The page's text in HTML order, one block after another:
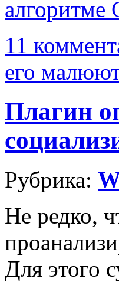
алгоритме
11
его
Плагин
Рубрика:
Не редко,
Для этого